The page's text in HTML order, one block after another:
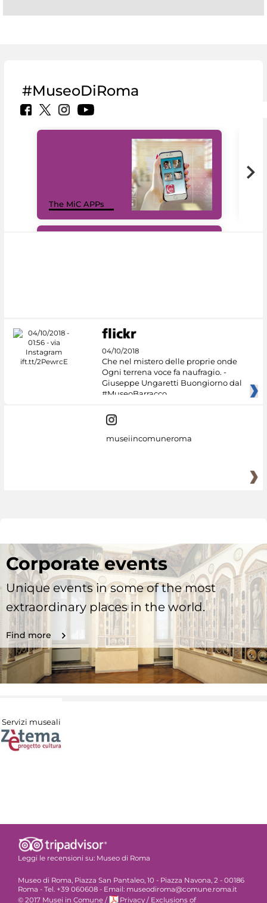
#MuseoDiRoma
The MiC APPs
04/10/2018
Che nel mistero delle proprie onde
Ogni terrena voce fa naufragio. -
Giuseppe Ungaretti Buongiorno dal
#MuseoBarracco
museiincomuneroma
Corporate events
Unique events in some of the most
extraordinary places in the world.
Find more
Servizi museali
Leggi le recensioni su: Museo di Roma
Museo di Roma, Piazza San Pantaleo, 10 - Piazza Navona, 2 - 00186
Roma - Tel. +39 060608 - Email: museodiroma@comune.roma.it
© 2017 Musei in Comune / Privacy / Exclusions of